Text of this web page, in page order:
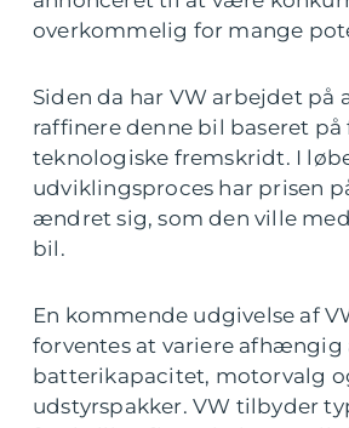
overkommelig for mange
Siden da har VW arbejdet på
raffinere denne bil baseret på
teknologiske fremskridt. I
udviklingsproces har prisen
ændret sig, som den ville
bil.
En kommende udgivelse af
forventes at variere afhængig
batterikapacitet, motorvalg
udstyrspakker. VW tilbyder